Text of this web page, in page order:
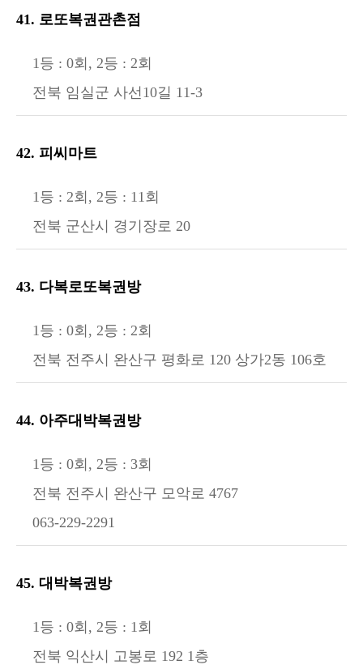
41. 로또복권관촌점
1등 : 0회, 2등 : 2회
전북 임실군 사선10길 11-3
42. 피씨마트
1등 : 2회, 2등 : 11회
전북 군산시 경기장로 20
43. 다복로또복권방
1등 : 0회, 2등 : 2회
전북 전주시 완산구 평화로 120 상가2동 106호
44. 아주대박복권방
1등 : 0회, 2등 : 3회
전북 전주시 완산구 모악로 4767
063-229-2291
45. 대박복권방
1등 : 0회, 2등 : 1회
전북 익산시 고봉로 192 1층